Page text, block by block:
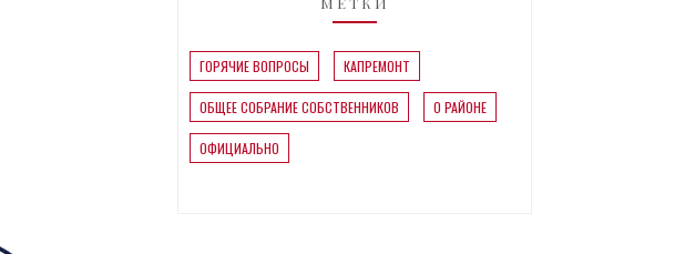
ГОРЯЧИЕ ВОПРОСЫ КАПРЕМОНТ
ОБЩЕЕ СОБРАНИЕ СОБСТВЕННИКОВ О РАЙОНЕ
ОФИЦИАЛЬНО